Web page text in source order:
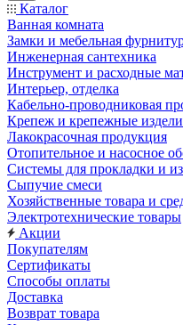
Каталог
Ванная комната
Замки и мебельная
Инженерная сантехника
Инструмент и расходные
Интерьер, отделка
Кабельно-проводниковая
Крепеж и крепежные
Лакокрасочная продукция
Отопительное и насосное
Системы для прокладки и
Сыпучие смеси
Хозяйственные товара и
Электротехнические товары
Акции
Покупателям
Сертификаты
Способы оплаты
Доставка
Возврат товара